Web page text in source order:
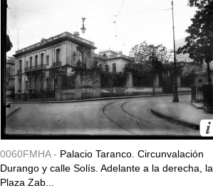
0060FMHA - Palacio Taranco. Circunvalación
Durango y calle Solís. Adelante a la derecha, la
Plaza Zab...